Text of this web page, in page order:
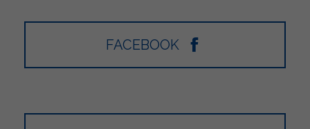
FACEBOOK